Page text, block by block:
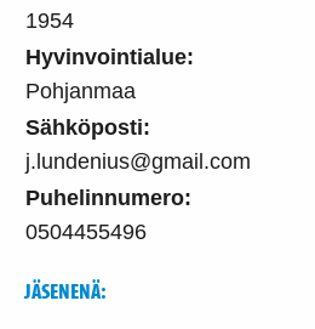
1954
Hyvinvointialue:
Pohjanmaa
Sähköposti:
j.lundenius@gmail.com
Puhelinnumero:
0504455496
JÄSENENÄ: